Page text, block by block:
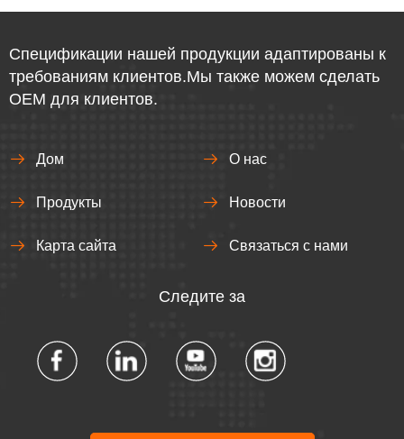
Спецификации нашей продукции адаптированы к
требованиям клиентов.Мы также можем сделать
OEM для клиентов.
Дом О нас
Продукты Новости
Карта сайта Связаться с нами
Следите за